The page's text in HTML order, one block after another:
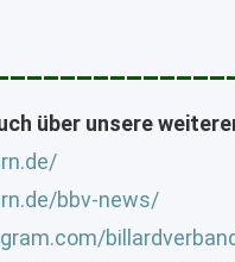
über unsere
bbv-news/